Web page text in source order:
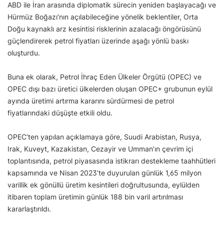
ABD ile İran arasında diplomatik sürecin yeniden başlayacağı ve
Hürmüz Boğazı’nın açılabileceğine yönelik beklentiler, Orta
Doğu kaynaklı arz kesintisi risklerinin azalacağı öngörüsünü
güçlendirerek petrol fiyatları üzerinde aşağı yönlü baskı
oluşturdu.
Buna ek olarak, Petrol İhraç Eden Ülkeler Örgütü (OPEC) ve
OPEC dışı bazı üretici ülkelerden oluşan OPEC+ grubunun eylül
ayında üretimi artırma kararını sürdürmesi de petrol
fiyatlarındaki düşüşte etkili oldu.
OPEC’ten yapılan açıklamaya göre, Suudi Arabistan, Rusya,
Irak, Kuveyt, Kazakistan, Cezayir ve Umman’ın çevrim içi
toplantısında, petrol piyasasında istikrarı destekleme taahhütleri
kapsamında ve Nisan 2023’te duyurulan günlük 1,65 milyon
varillik ek gönüllü üretim kesintileri doğrultusunda, eylülden
itibaren toplam üretimin günlük 188 bin varil artırılması
kararlaştırıldı.